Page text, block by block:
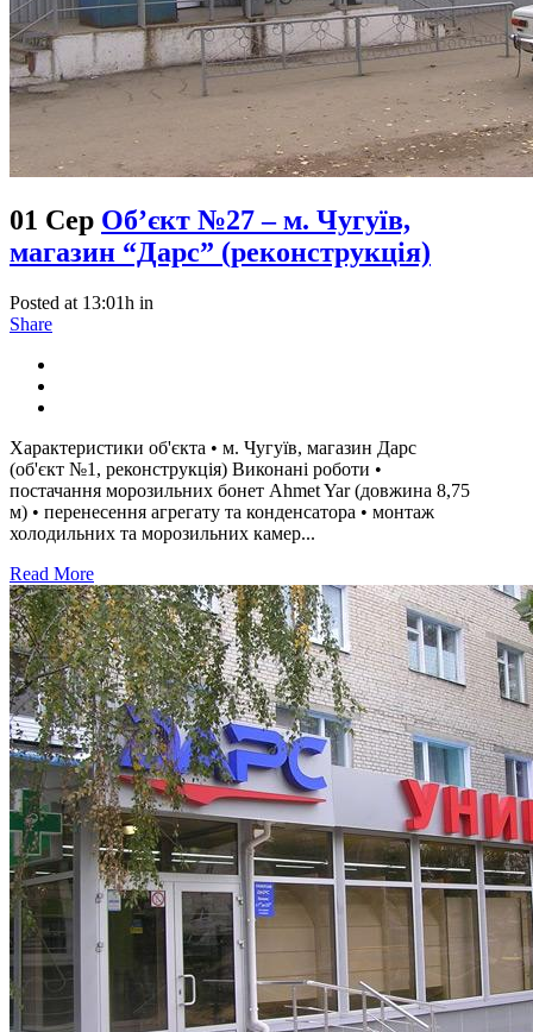
01 Сер Об’єкт №27 – м. Чугуїв,
магазин “Дарс” (реконструкція)
Posted at 13:01h in
Share
Характеристики об'єкта • м. Чугуїв, магазин Дарс
(об'єкт №1, реконструкція) Виконані роботи •
постачання морозильних бонет Ahmet Yar (довжина 8,75
м) • перенесення агрегату та конденсатора • монтаж
холодильних та морозильних камер...
Read More